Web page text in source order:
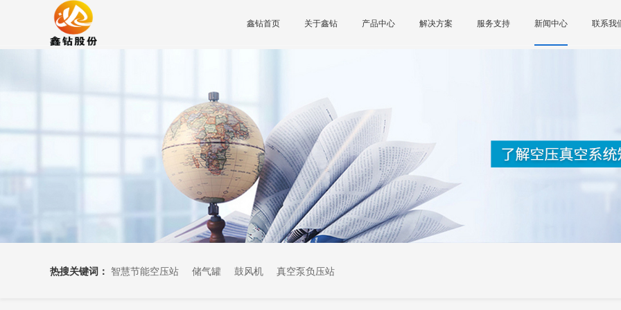
鑫钻首页 关于鑫钻 产品中心 解决方案 服务支持 新闻中心 联系我
热搜关键词： 智慧节能空压站 储气罐 鼓风机 真空泵负压站